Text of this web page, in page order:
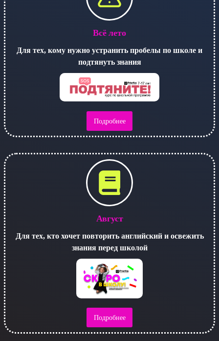
Всё лето
Для тех, кому нужно устранить пробелы по школе и
подтянуть знания
Подробнее
Август
Для тех, кто хочет повторить английский и освежить
знания перед школой
Подробнее